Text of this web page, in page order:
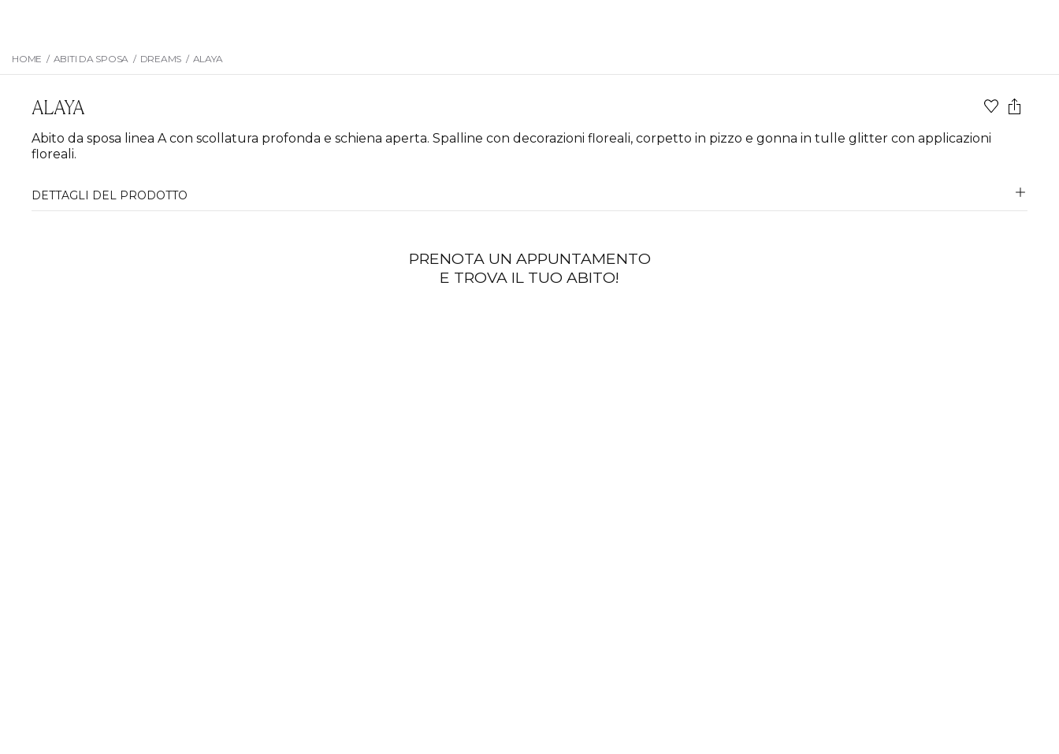
HOME / ABITI DA SPOSA / DREAMS / ALAYA
ALAYA
Abito da sposa linea A con scollatura profonda e schiena aperta. Spalline con decorazioni floreali, corpetto in pizzo e gonna in tulle glitter con applicazioni
floreali.
DETTAGLI DEL PRODOTTO
PRENOTA UN APPUNTAMENTO
E TROVA IL TUO ABITO!